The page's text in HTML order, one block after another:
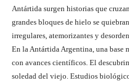
Antártida surgen historias que
grandes bloques de hielo se
irregulares, atemorizantes y
En la Antártida Argentina, una base
con avances científicos. El
soledad del viejo. Estudios